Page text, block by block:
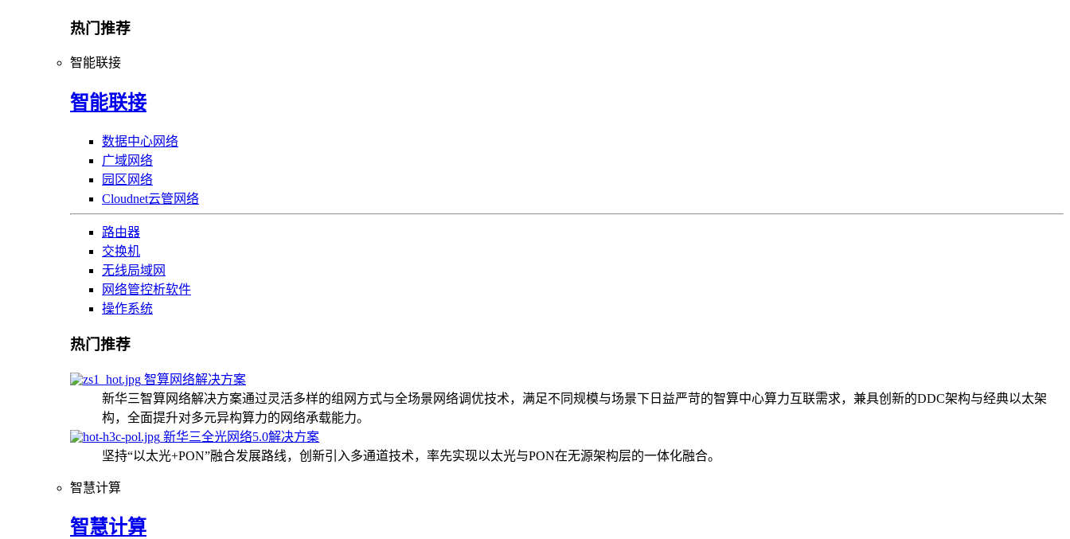
热门推荐
智能联接
智能联接
数据中心网络
广域网络
园区网络
Cloudnet云管网络
路由器
交换机
无线局域网
网络管控析软件
操作系统
热门推荐
智算网络解决方案
新华三智算网络解决方案通过灵活多样的组网方式与全场景网络调优技术，满足不同规模与场景下日益严苛的智算中心算力互联需求，兼具创新的DDC架构与经典以太架
构，全面提升对多元异构算力的网络承载能力。
新华三全光网络5.0解决方案
坚持“以太光+PON”融合发展路线，创新引入多通道技术，率先实现以太光与PON在无源架构层的一体化融合。
智慧计算
智慧计算